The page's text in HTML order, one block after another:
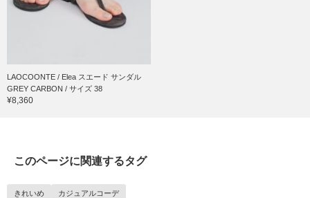
LAOCOONTE / Elea スエード サンダル
GREY CARBON / サイズ 38
¥8,360
このページに関連するタグ
きれいめ カジュアルコーデ